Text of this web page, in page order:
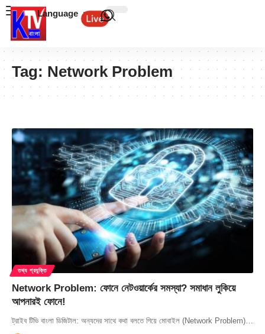
Language
Tag: Network Problem
তথ্য প্রযুক্তি
Network Problem: ফোনে নেটওয়ার্কের সমস্যা? সমাধান লুকিয়ে
আপনারই ফোনে!
ট্রাইব টিভি বাংলা ডিজিটাল: অন্যদের সাথে কথা বলতে গিয়ে মোবাইল (Network Problem)…